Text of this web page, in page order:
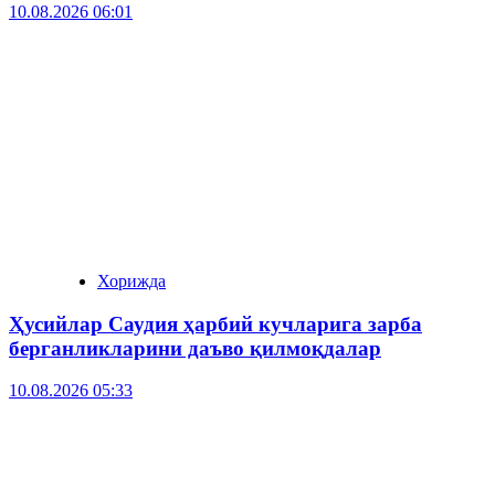
10.08.2026 06:01
Хорижда
Ҳусийлар Саудия ҳарбий кучларига зарба
берганликларини даъво қилмоқдалар
10.08.2026 05:33